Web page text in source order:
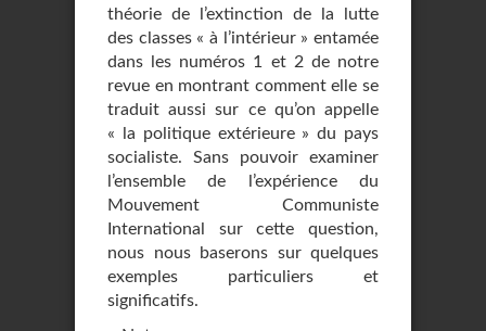
théorie de l’extinction de la lutte
des classes « à l’intérieur » entamée
dans les numéros 1 et 2 de notre
revue en montrant comment elle se
traduit aussi sur ce qu’on appelle
« la politique extérieure » du pays
socialiste. Sans pouvoir examiner
l’ensemble de l’expérience du
Mouvement Communiste
International sur cette question,
nous nous baserons sur quelques
exemples particuliers et
significatifs.